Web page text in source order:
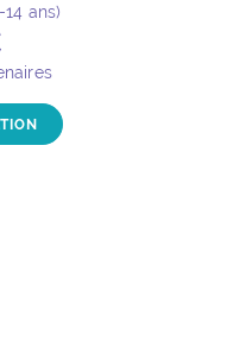
ans)
POUR L'ÉVÉNEMENT